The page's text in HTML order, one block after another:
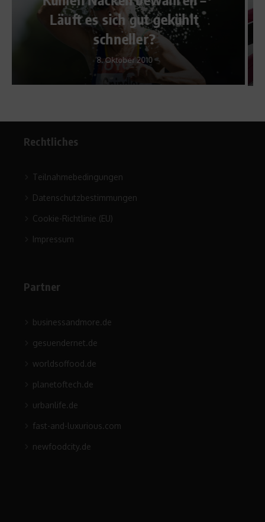
Terra incognita – Eric
Frenzels Kolumne
3. Februar 2017
Rechtliches
Teilnahmebedingungen
Datenschutzbestimmungen
Cookie-Richtlinie (EU)
Impressum
Partner
businessandmore.de
gesuendernet.de
worldsoffood.de
planetoftech.de
urbanlife.de
fast-and-luxurious.com
newfoodcity.de